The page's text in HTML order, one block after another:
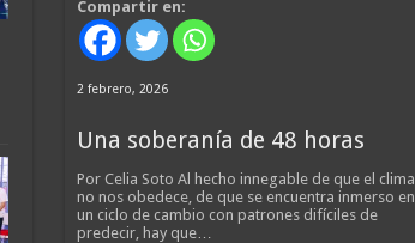
Compartir en:
2 febrero, 2026
Una soberanía de 48 horas
Por Celia Soto Al hecho innegable de que el clima
no nos obedece, de que se encuentra inmerso en
un ciclo de cambio con patrones difíciles de
predecir, hay que…